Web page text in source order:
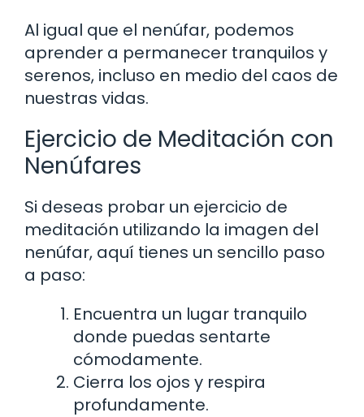
Al igual que el nenúfar, podemos
aprender a permanecer tranquilos y
serenos, incluso en medio del caos de
nuestras vidas.
Ejercicio de Meditación con
Nenúfares
Si deseas probar un ejercicio de
meditación utilizando la imagen del
nenúfar, aquí tienes un sencillo paso
a paso:
Encuentra un lugar tranquilo
donde puedas sentarte
cómodamente.
Cierra los ojos y respira
profundamente.